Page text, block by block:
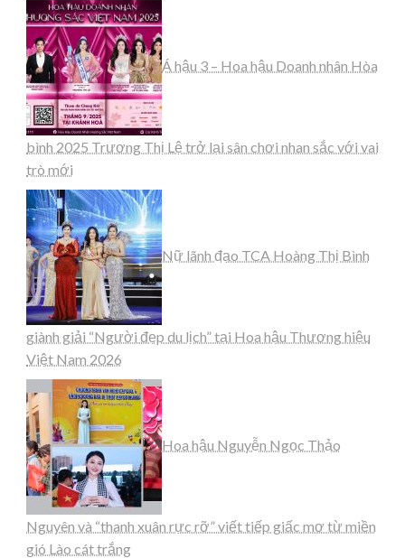
Á hậu 3 – Hoa hậu Doanh nhân Hòa
bình 2025 Trương Thị Lệ trở lại sân chơi nhan sắc với vai
trò mới
Nữ lãnh đạo TCA Hoàng Thị Bình
giành giải “Người đẹp du lịch” tại Hoa hậu Thương hiệu
Việt Nam 2026
Hoa hậu Nguyễn Ngọc Thảo
Nguyên và “thanh xuân rực rỡ” viết tiếp giấc mơ từ miền
gió Lào cát trắng